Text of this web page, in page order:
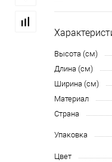
Высота (см)
Длина (см)
Ширина (см)
Материал
Страна
Упаковка
Цвет